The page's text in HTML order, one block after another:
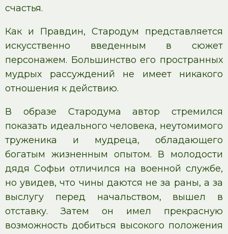
счастья.
Как и Правдин, Стародум представляется
искусственно введенным в сюжет
персонажем. Большинство его пространных
мудрых рассуждений не имеет никакого
отношения к действию.
В образе Стародума автор стремился
показать идеального человека, неутомимого
труженика и мудреца, обладающего
богатым жизненным опытом. В молодости
дядя Софьи отличился на военной службе,
но увидев, что чины даются не за раны, а за
выслугу перед начальством, вышел в
отставку. Затем он имел прекрасную
возможность добиться высокого положения